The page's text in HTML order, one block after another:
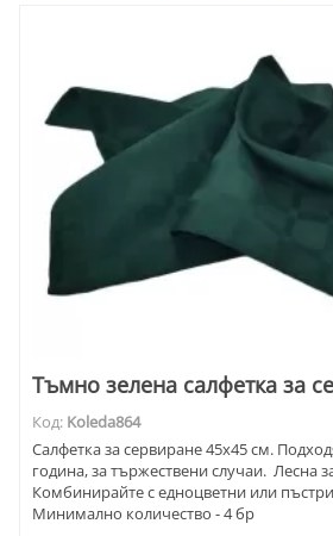
Тъмно зелена салфетка за
Код: Koleda864
Салфетка за сервиране 45х45 см.
година, за тържествени случаи. Лесна
Комбинирайте с едноцветни или
Минимално количество - 4 бр